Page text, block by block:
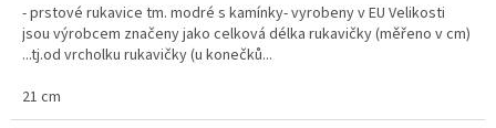
- prstové rukavice tm. modré s kamínky- vyrobeny v EU Velikosti
jsou výrobcem značeny jako celková délka rukavičky (měřeno v cm)
...tj.od vrcholku rukavičky (u konečků...
21 cm